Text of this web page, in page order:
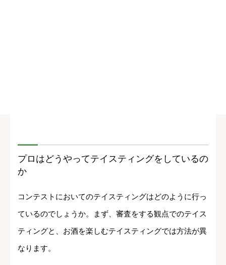
プロはどうやってテイスティングをしているの
か
コンテストにおいてのテイスティングはどのように行っ
ているのでしょうか。まず、審査をする観点でのテイス
ティングと、お酒を楽しむテイスティングでは方法が異
なります。